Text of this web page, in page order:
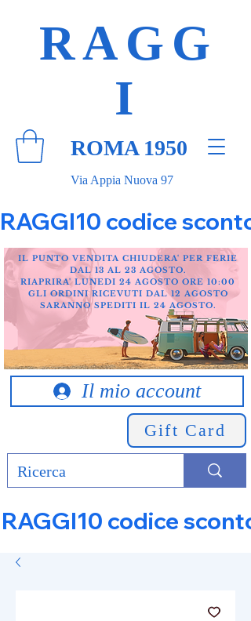
Via Appia Nuova 97
RAGG
I
ROMA 1950
RAGGI10 codice
Il mio account
Gift Card
IL PUNTO VENDITA CHIUDERA' PER FERIE
DAL 13 AL 23 AGOSTO.
RIAPRIRA' LUNEDI 24 AGOSTO ORE 10:00
GLI ORDINI RICEVUTI DAL 12 AGOSTO
SARANNO SPEDITI IL 24 AGOSTO.
RAGGI10 codice